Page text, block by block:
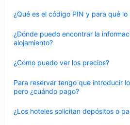
¿Qué es el código PIN y para qué lo
cerrado
¿Dónde puedo encontrar la
alojamiento?
cerrado
¿Cómo puedo ver los precios?
cerrado
Para reservar tengo que introducir
pero ¿cuándo pago?
cerrado
¿Los hoteles solicitan depósitos o
cerrado